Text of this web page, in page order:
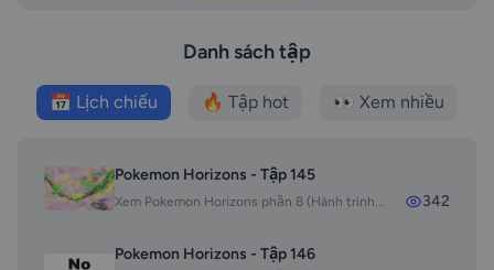
Danh sách tập
📅 Lịch chiếu 🔥 Tập hot 👀 Xem nhiều
Pokemon Horizons - Tập 145
Xem Pokemon Horizons phần 8 (Hành trình... 342
Pokemon Horizons - Tập 146